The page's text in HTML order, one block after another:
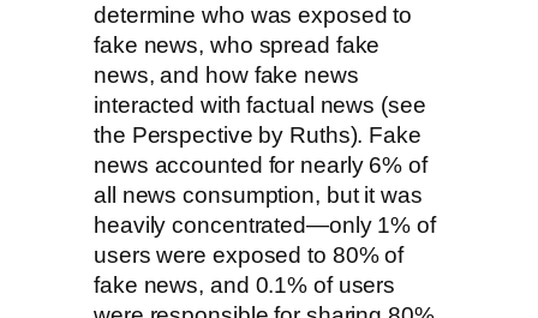
determine who was exposed to
fake news, who spread fake
news, and how fake news
interacted with factual news (see
the Perspective by Ruths). Fake
news accounted for nearly 6% of
all news consumption, but it was
heavily concentrated—only 1% of
users were exposed to 80% of
fake news, and 0.1% of users